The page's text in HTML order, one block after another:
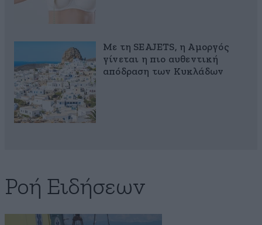
Με τη SEAJETS, η Αμοργός
γίνεται η πιο αυθεντική
απόδραση των Κυκλάδων
Ροή Ειδήσεων